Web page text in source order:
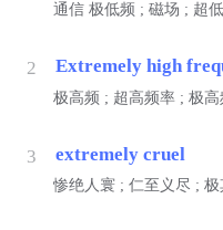
通信 极低频 ; 磁场 ; 超
2 Extremely high
极高频 ; 超高频率 ; 极
3 extremely cruel
惨绝人寰 ; 仁至义尽 ; 极